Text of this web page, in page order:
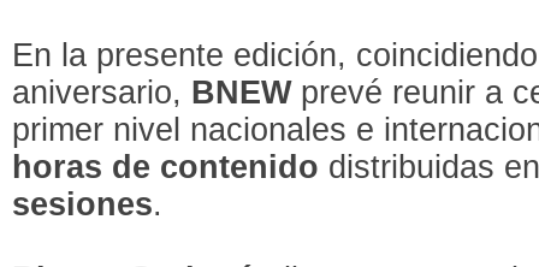
En la presente edición,
aniversario, BNEW prevé reunir a
primer nivel nacionales e
horas de contenido distribuidas
sesiones.